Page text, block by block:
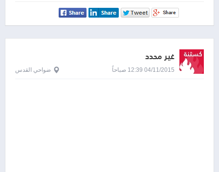
غير محدد
04/11/2015 12:39 صباحاً ضواحي القدس